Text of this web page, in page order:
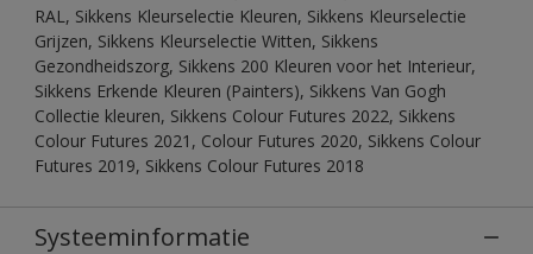
RAL, Sikkens Kleurselectie Kleuren, Sikkens Kleurselectie
Grijzen, Sikkens Kleurselectie Witten, Sikkens
Gezondheidszorg, Sikkens 200 Kleuren voor het Interieur,
Sikkens Erkende Kleuren (Painters), Sikkens Van Gogh
Collectie kleuren, Sikkens Colour Futures 2022, Sikkens
Colour Futures 2021, Colour Futures 2020, Sikkens Colour
Futures 2019, Sikkens Colour Futures 2018
Systeeminformatie